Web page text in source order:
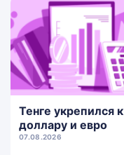
Тенге укрепился к
доллару и евро
07.08.2026